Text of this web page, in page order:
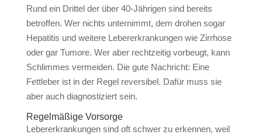
Rund ein Drittel der über 40-Jährigen sind bereits
betroffen. Wer nichts unternimmt, dem drohen sogar
Hepatitis und weitere Lebererkrankungen wie Zirrhose
oder gar Tumore. Wer aber rechtzeitig vorbeugt, kann
Schlimmes vermeiden. Die gute Nachricht: Eine
Fettleber ist in der Regel reversibel. Dafür muss sie
aber auch diagnostiziert sein.
Regelmäßige Vorsorge
Lebererkrankungen sind oft schwer zu erkennen, weil